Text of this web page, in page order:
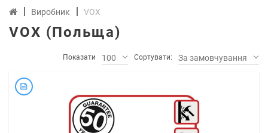
Виробник VOX
VOX (Польща)
Показати 100 Сортувати: За замовчуванням